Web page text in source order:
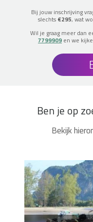
Bij jouw inschrijving
slechts €295, wat
Wil je graag meer dan
7799909 en we
Ben je op
Bekijk